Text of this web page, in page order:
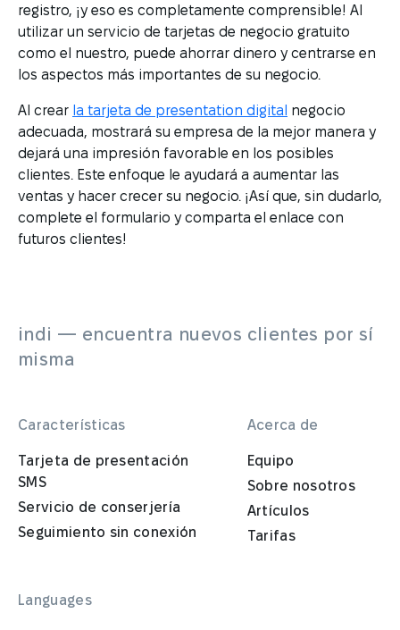
registro, ¡y eso es completamente comprensible! Al
utilizar un servicio de tarjetas de negocio gratuito
como el nuestro, puede ahorrar dinero y centrarse en
los aspectos más importantes de su negocio.
Al crear la tarjeta de presentation digital negocio
adecuada, mostrará su empresa de la mejor manera y
dejará una impresión favorable en los posibles
clientes. Este enfoque le ayudará a aumentar las
ventas y hacer crecer su negocio. ¡Así que, sin dudarlo,
complete el formulario y comparta el enlace con
futuros clientes!
indi — encuentra nuevos clientes por sí
misma
Características
Tarjeta de presentación
SMS
Servicio de conserjería
Seguimiento sin conexión
Acerca de
Equipo
Sobre nosotros
Artículos
Tarifas
Languages